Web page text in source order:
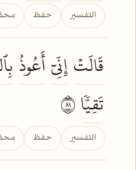
التفسير حفظ
قَالَتۡإِنِّيٓأَعُوذُ
تَقِيّٗا
التفسير حفظ